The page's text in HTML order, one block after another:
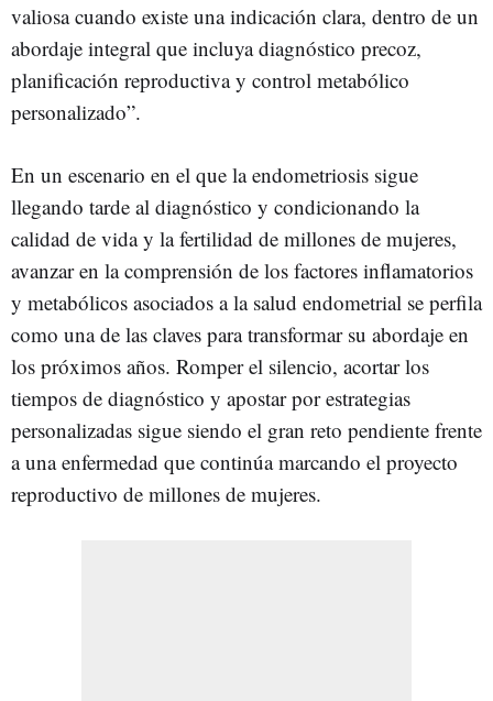
valiosa cuando existe una indicación clara, dentro de un
abordaje integral que incluya diagnóstico precoz,
planificación reproductiva y control metabólico
personalizado”.
En un escenario en el que la endometriosis sigue
llegando tarde al diagnóstico y condicionando la
calidad de vida y la fertilidad de millones de mujeres,
avanzar en la comprensión de los factores inflamatorios
y metabólicos asociados a la salud endometrial se perfila
como una de las claves para transformar su abordaje en
los próximos años. Romper el silencio, acortar los
tiempos de diagnóstico y apostar por estrategias
personalizadas sigue siendo el gran reto pendiente frente
a una enfermedad que continúa marcando el proyecto
reproductivo de millones de mujeres.